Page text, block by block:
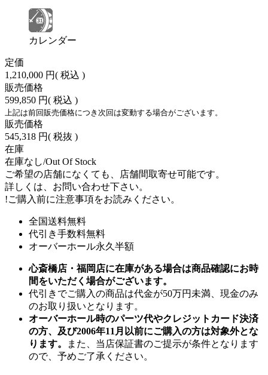
カレンダー
定価
1,210,000 円( 税込 )
販売価格
599,850 円( 税込 )
上記は前回販売価格につき次回は変動する場合がございます。
販売価格
545,318 円( 税抜 )
在庫
在庫なし/Out Of Stock
ご希望の店舗になくても、店舗間取寄せ可能です。
詳しくは、お問い合わせ下さい。
!ご購入前に注意事項をお読みください。
全国送料無料
代引き手数料無料
オーバーホール永久半額
心斎橋店・福岡店に在庫がある場合は商品確認にお時
間をいただく場合がございます。
代引きでご購入の商品は代金が50万円未満、現金のみ
のお取り扱いとなります。
オーバーホール時のパーツ代やクレジットカード決済
の方、及び2006年11月以前にご購入の方は対象外とな
ります。
また、当店保証書のご提示が条件となります
ので、予めご了承ください。